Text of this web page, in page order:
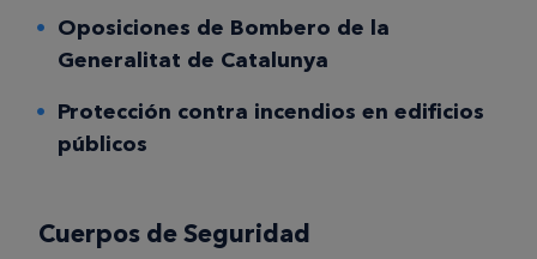
Oposiciones de Bombero de la
Generalitat de Catalunya
Protección contra incendios en edificios
públicos
Cuerpos de Seguridad